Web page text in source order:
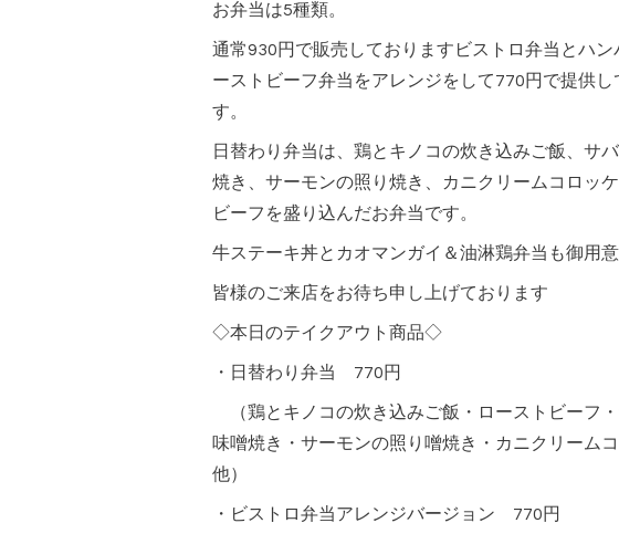
お弁当は5種類。
通常930円で販売しておりますビストロ弁当とハン
ーストビーフ弁当をアレンジをして770円で提供し
す。
日替わり弁当は、鶏とキノコの炊き込みご飯、サ
焼き、サーモンの照り焼き、カニクリームコロッ
ビーフを盛り込んだお弁当です。
牛ステーキ丼とカオマンガイ＆油淋鶏弁当も御用意
皆様のご来店をお待ち申し上げております
◇本日のテイクアウト商品◇
・日替わり弁当 770円
（鶏とキノコの炊き込みご飯・ローストビーフ
味噌焼き・サーモンの照り噌焼き・カニクリームコ
他）
・ビストロ弁当アレンジバージョン 770円